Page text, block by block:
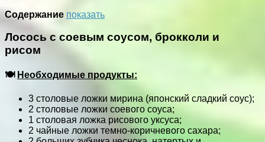
Содержание показать
Лосось с соевым соусом, брокколи и
рисом
🍽 Необходимые продукты:
3 столовые ложки мирина (японский сладкий соус);
2 столовые ложки соевого соуса;
1 столовая ложка рисового уксуса;
2 чайные ложки темно-коричневого сахара;